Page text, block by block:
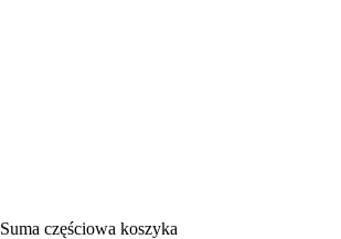
Suma częściowa koszyka